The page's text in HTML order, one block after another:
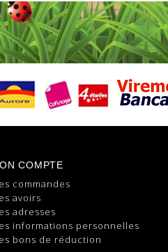
COMPTE
commandes
avoirs
adresses
informations personnelles
bons de réduction